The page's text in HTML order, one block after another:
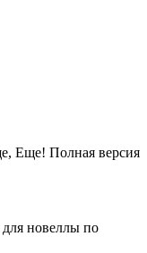
новеллы по